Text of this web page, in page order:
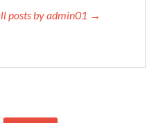
posts by admin01 →